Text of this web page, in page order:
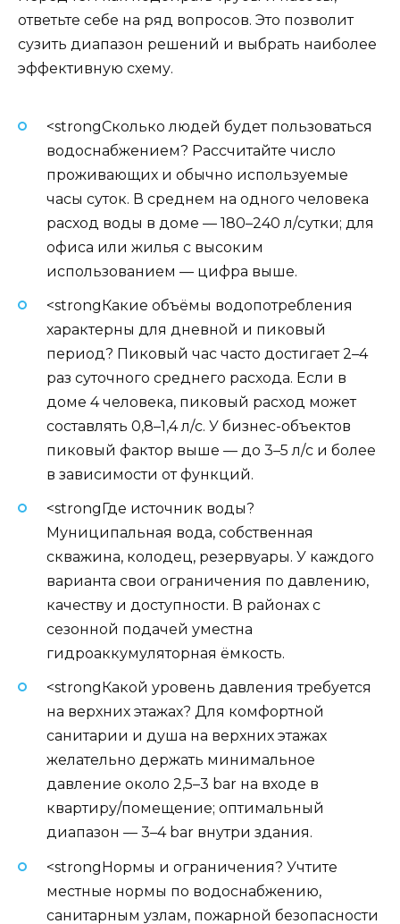
ответьте себе на ряд вопросов. Это позволит
сузить диапазон решений и выбрать наиболее
эффективную схему.
<strongСколько людей будет пользоваться
водоснабжением? Рассчитайте число
проживающих и обычно используемые
часы суток. В среднем на одного человека
расход воды в доме — 180–240 л/сутки; для
офиса или жилья с высоким
использованием — цифра выше.
<strongКакие объёмы водопотребления
характерны для дневной и пиковый
период? Пиковый час часто достигает 2–4
раз суточного среднего расхода. Если в
доме 4 человека, пиковый расход может
составлять 0,8–1,4 л/с. У бизнес-объектов
пиковый фактор выше — до 3–5 л/с и более
в зависимости от функций.
<strongГде источник воды?
Муниципальная вода, собственная
скважина, колодец, резервуары. У каждого
варианта свои ограничения по давлению,
качеству и доступности. В районах с
сезонной подачей уместна
гидроаккумуляторная ёмкость.
<strongКакой уровень давления требуется
на верхних этажах? Для комфортной
санитарии и душа на верхних этажах
желательно держать минимальное
давление около 2,5–3 bar на входе в
квартиру/помещение; оптимальный
диапазон — 3–4 bar внутри здания.
<strongНормы и ограничения? Учтите
местные нормы по водоснабжению,
санитарным узлам, пожарной безопасности